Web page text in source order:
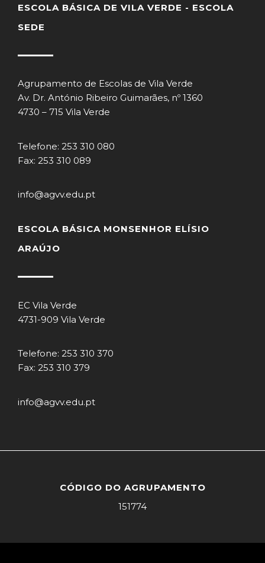
ESCOLA BÁSICA DE VILA VERDE - ESCOLA
SEDE
Agrupamento de Escolas de Vila Verde
Av. Dr. António Ribeiro Guimarães, nº 1360
4730 – 715 Vila Verde
Telefone: 253 310 080
Fax: 253 310 089
info@agvv.edu.pt
ESCOLA BÁSICA MONSENHOR ELÍSIO
ARAÚJO
EC Vila Verde
4731-909 Vila Verde
Telefone: 253 310 370
Fax: 253 310 379
info@agvv.edu.pt
CÓDIGO DO AGRUPAMENTO
151774